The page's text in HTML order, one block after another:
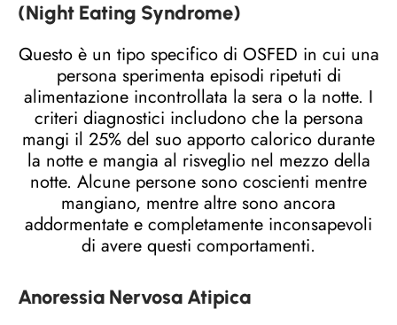
(Night Eating Syndrome)
Questo è un tipo specifico di OSFED in cui una
persona sperimenta episodi ripetuti di
alimentazione incontrollata la sera o la notte. I
criteri diagnostici includono che la persona
mangi il 25% del suo apporto calorico durante
la notte e mangia al risveglio nel mezzo della
notte. Alcune persone sono coscienti mentre
mangiano, mentre altre sono ancora
addormentate e completamente inconsapevoli
di avere questi comportamenti.
Anoressia Nervosa Atipica